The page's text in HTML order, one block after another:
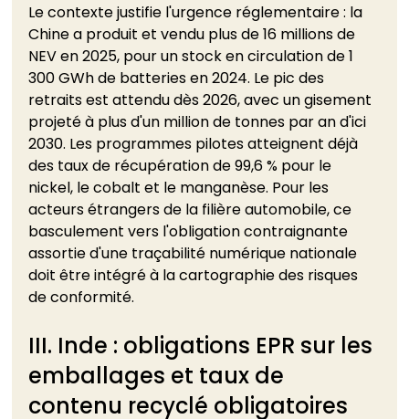
Le contexte justifie l'urgence réglementaire : la
Chine a produit et vendu plus de 16 millions de
NEV en 2025, pour un stock en circulation de 1
300 GWh de batteries en 2024. Le pic des
retraits est attendu dès 2026, avec un gisement
projeté à plus d'un million de tonnes par an d'ici
2030. Les programmes pilotes atteignent déjà
des taux de récupération de 99,6 % pour le
nickel, le cobalt et le manganèse. Pour les
acteurs étrangers de la filière automobile, ce
basculement vers l'obligation contraignante
assortie d'une traçabilité numérique nationale
doit être intégré à la cartographie des risques
de conformité.
III. Inde : obligations EPR sur les
emballages et taux de
contenu recyclé obligatoires